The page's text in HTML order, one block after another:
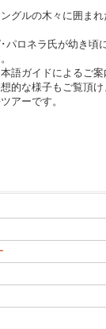
グルの木々に囲ま
ロネラ氏が幼き頃
語ガイドによるご案
的な様子もご覧頂け
アーです。